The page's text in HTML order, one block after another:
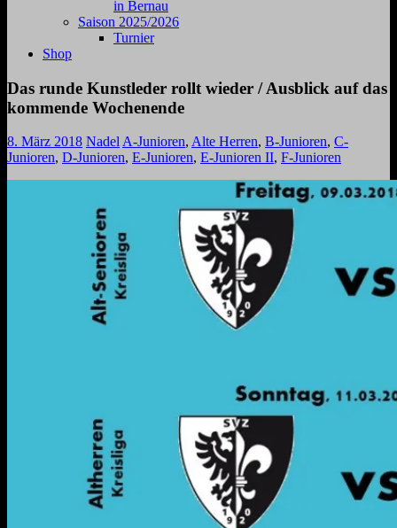
in Bernau
Saison 2025/2026
Turnier
Shop
Das runde Kunstleder rollt wieder / Ausblick auf das
kommende Wochenende
8. März 2018 NadelA-Junioren, Alte Herren, B-Junioren, C-
Junioren, D-Junioren, E-Junioren, E-Junioren II, F-Junioren